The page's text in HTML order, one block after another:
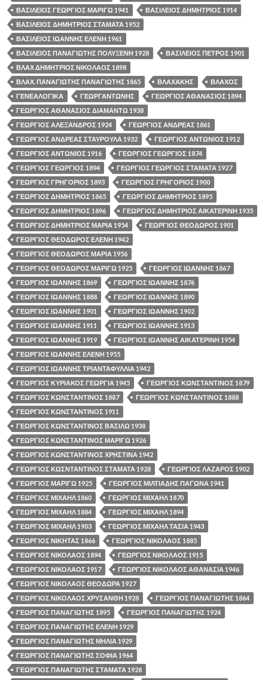
ΒΑΣΙΛΕΙΟΣ ΓΕΩΡΓΙΟΣ ΜΑΡΙΓΩ 1941
ΒΑΣΙΛΕΙΟΣ ΔΗΜΗΤΡΙΟΣ 1914
ΒΑΣΙΛΕΙΟΣ ΔΗΜΗΤΡΙΟΣ ΣΤΑΜΑΤΑ 1952
ΒΑΣΙΛΕΙΟΣ ΙΩΑΝΝΗΣ ΕΛΕΝΗ 1961
ΒΑΣΙΛΕΙΟΣ ΠΑΝΑΓΙΩΤΗΣ ΠΟΛΥΞΕΝΗ 1928
ΒΑΣΙΛΕΙΟΣ ΠΕΤΡΟΣ 1901
ΒΛΑΧ ΔΗΜΗΤΡΙΟΣ ΝΙΚΟΛΑΟΣ 1898
ΒΛΑΧ. ΠΑΝΑΓΙΩΤΗΣ ΠΑΝΑΓΙΩΤΗΣ 1865
ΒΛΑΧΑΚΗΣ
ΒΛΑΧΟΣ
ΓΕΝΕΑΛΟΓΙΚΑ
ΓΕΩΡΓΑΝΤΩΝΗΣ
ΓΕΩΡΓΙΟΣ ΑΘΑΝΑΣΙΟΣ 1894
ΓΕΩΡΓΙΟΣ ΑΘΑΝΑΣΙΟΣ ΔΙΑΜΑΝΤΩ 1938
ΓΕΩΡΓΙΟΣ ΑΛΕΞΑΝΔΡΟΣ 1924
ΓΕΩΡΓΙΟΣ ΑΝΔΡΕΑΣ 1861
ΓΕΩΡΓΙΟΣ ΑΝΔΡΕΑΣ ΣΤΑΥΡΟΥΛΑ 1932
ΓΕΩΡΓΙΟΣ ΑΝΤΩΝΙΟΣ 1912
ΓΕΩΡΓΙΟΣ ΑΝΤΩΝΙΟΣ 1916
ΓΕΩΡΓΙΟΣ ΓΕΩΡΓΙΟΣ 1874
ΓΕΩΡΓΙΟΣ ΓΕΩΡΓΙΟΣ 1894
ΓΕΩΡΓΙΟΣ ΓΕΩΡΓΙΟΣ ΣΤΑΜΑΤΑ 1927
ΓΕΩΡΓΙΟΣ ΓΡΗΓΟΡΙΟΣ 1893
ΓΕΩΡΓΙΟΣ ΓΡΗΓΟΡΙΟΣ 1900
ΓΕΩΡΓΙΟΣ ΔΗΜΗΤΡΙΟΣ 1865
ΓΕΩΡΓΙΟΣ ΔΗΜΗΤΡΙΟΣ 1895
ΓΕΩΡΓΙΟΣ ΔΗΜΗΤΡΙΟΣ 1896
ΓΕΩΡΓΙΟΣ ΔΗΜΗΤΡΙΟΣ ΑΙΚΑΤΕΡΙΝΗ 1935
ΓΕΩΡΓΙΟΣ ΔΗΜΗΤΡΙΟΣ ΜΑΡΙΑ 1954
ΓΕΩΡΓΙΟΣ ΘΕΟΔΩΡΟΣ 1901
ΓΕΩΡΓΙΟΣ ΘΕΟΔΩΡΟΣ ΕΛΕΝΗ 1942
ΓΕΩΡΓΙΟΣ ΘΕΟΔΩΡΟΣ ΜΑΡΙΑ 1956
ΓΕΩΡΓΙΟΣ ΘΕΟΔΩΡΟΣ ΜΑΡΙΓΩ 1925
ΓΕΩΡΓΙΟΣ ΙΩΑΝΝΗΣ 1867
ΓΕΩΡΓΙΟΣ ΙΩΑΝΝΗΣ 1869
ΓΕΩΡΓΙΟΣ ΙΩΑΝΝΗΣ 1876
ΓΕΩΡΓΙΟΣ ΙΩΑΝΝΗΣ 1888
ΓΕΩΡΓΙΟΣ ΙΩΑΝΝΗΣ 1890
ΓΕΩΡΓΙΟΣ ΙΩΑΝΝΗΣ 1901
ΓΕΩΡΓΙΟΣ ΙΩΑΝΝΗΣ 1902
ΓΕΩΡΓΙΟΣ ΙΩΑΝΝΗΣ 1911
ΓΕΩΡΓΙΟΣ ΙΩΑΝΝΗΣ 1913
ΓΕΩΡΓΙΟΣ ΙΩΑΝΝΗΣ 1919
ΓΕΩΡΓΙΟΣ ΙΩΑΝΝΗΣ ΑΙΚΑΤΕΡΙΝΗ 1954
ΓΕΩΡΓΙΟΣ ΙΩΑΝΝΗΣ ΕΛΕΝΗ 1955
ΓΕΩΡΓΙΟΣ ΙΩΑΝΝΗΣ ΤΡΙΑΝΤΑΦΥΛΛΙΑ 1942
ΓΕΩΡΓΙΟΣ ΚΥΡΙΑΚΟΣ ΓΕΩΡΓΙΑ 1945
ΓΕΩΡΓΙΟΣ ΚΩΝΣΤΑΝΤΙΝΟΣ 1879
ΓΕΩΡΓΙΟΣ ΚΩΝΣΤΑΝΤΙΝΟΣ 1887
ΓΕΩΡΓΙΟΣ ΚΩΝΣΤΑΝΤΙΝΟΣ 1888
ΓΕΩΡΓΙΟΣ ΚΩΝΣΤΑΝΤΙΝΟΣ 1911
ΓΕΩΡΓΙΟΣ ΚΩΝΣΤΑΝΤΙΝΟΣ ΒΑΣΙΛΩ 1938
ΓΕΩΡΓΙΟΣ ΚΩΝΣΤΑΝΤΙΝΟΣ ΜΑΡΙΓΩ 1926
ΓΕΩΡΓΙΟΣ ΚΩΝΣΤΑΝΤΙΝΟΣ ΧΡΗΣΤΙΝΑ 1942
ΓΕΩΡΓΙΟΣ ΚΩΣΝΤΑΝΤΙΝΟΣ ΣΤΑΜΑΤΑ 1928
ΓΕΩΡΓΙΟΣ ΛΑΖΑΡΟΣ 1902
ΓΕΩΡΓΙΟΣ ΜΑΡΙΓΩ 1925
ΓΕΩΡΓΙΟΣ ΜΙΛΤΙΑΔΗΣ ΠΑΓΩΝΑ 1941
ΓΕΩΡΓΙΟΣ ΜΙΧΑΗΛ 1860
ΓΕΩΡΓΙΟΣ ΜΙΧΑΗΛ 1870
ΓΕΩΡΓΙΟΣ ΜΙΧΑΗΛ 1884
ΓΕΩΡΓΙΟΣ ΜΙΧΑΗΛ 1894
ΓΕΩΡΓΙΟΣ ΜΙΧΑΗΛ 1903
ΓΕΩΡΓΙΟΣ ΜΙΧΑΗΛ ΤΑΣΙΑ 1943
ΓΕΩΡΓΙΟΣ ΝΙΚΗΤΑΣ 1866
ΓΕΩΡΓΙΟΣ ΝΙΚΟΛΑΟΣ 1885
ΓΕΩΡΓΙΟΣ ΝΙΚΟΛΑΟΣ 1894
ΓΕΩΡΓΙΟΣ ΝΙΚΟΛΑΟΣ 1915
ΓΕΩΡΓΙΟΣ ΝΙΚΟΛΑΟΣ 1917
ΓΕΩΡΓΙΟΣ ΝΙΚΟΛΑΟΣ ΑΘΑΝΑΣΙΑ 1946
ΓΕΩΡΓΙΟΣ ΝΙΚΟΛΑΟΣ ΘΕΟΔΩΡΑ 1927
ΓΕΩΡΓΙΟΣ ΝΙΚΟΛΑΟΣ ΧΡΥΣΑΝΘΗ 1928
ΓΕΩΡΓΙΟΣ ΠΑΝΑΓΙΩΤΗΣ 1864
ΓΕΩΡΓΙΟΣ ΠΑΝΑΓΙΩΤΗΣ 1895
ΓΕΩΡΓΙΟΣ ΠΑΝΑΓΙΩΤΗΣ 1924
ΓΕΩΡΓΙΟΣ ΠΑΝΑΓΙΩΤΗΣ ΕΛΕΝΗ 1929
ΓΕΩΡΓΙΟΣ ΠΑΝΑΓΙΩΤΗΣ ΜΗΛΙΑ 1929
ΓΕΩΡΓΙΟΣ ΠΑΝΑΓΙΩΤΗΣ ΣΟΦΙΑ 1964
ΓΕΩΡΓΙΟΣ ΠΑΝΑΓΙΩΤΗΣ ΣΤΑΜΑΤΑ 1928